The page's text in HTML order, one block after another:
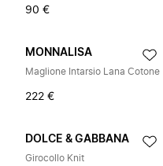
90 €
MONNALISA
Maglione Intarsio Lana Cotone
222 €
DOLCE & GABBANA
Girocollo Knit